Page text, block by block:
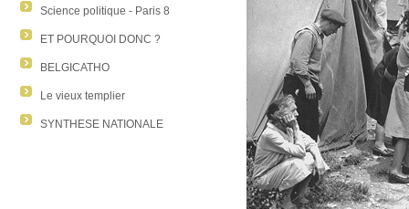
Science politique - Paris 8
ET POURQUOI DONC ?
BELGICATHO
Le vieux templier
SYNTHESE NATIONALE